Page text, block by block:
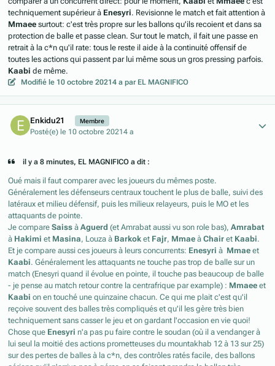
techniquement supérieur à Enesyri. Revisionne le match et fait attention à
Mmaee surtout: c'est très propre sur les ballons qu'ils recoient et dans sa
protection de balle et passe clean. Sur tout le match, il fait une passe en
retrait à la c*n qu'il rate: tous le reste il aide à la continuité offensif de
toutes les actions qui passent par lui même sous un gros pressing parfois.
Kaabi de même.
Modifié le 10 octobre 20214 a par EL MAGNIFICO
Enkidu21 Membre
Posté(e) le 10 octobre 20214 a
il y a 8 minutes, EL MAGNIFICO a dit :
Oué mais il faut comparer avec les joueurs du mêmes poste.
Généralement les défenseurs centraux touchent le plus de balle, suivi des
latéraux et milieu défensif, puis les milieux relayeurs, puis le MO et les
attaquants de pointe.
Je compare Saiss à Aguerd (et Amrabat aussi vu son role bas), Amrabat
à Hakimi et Masina, Louza à Barkok et Fajr, Mmae à Chair et Kaabi.
Et je compare aussi ces joueurs à leurs concurrents: Enesyri à Mmae et
Kaabi. Généralement les attaquants ne touche pas trop de balle sur un
match (Enesyri quand il évolue en pointe, il touche pas beaucoup de balle
- je pense au match retour contre la centrafrique par example) : Mmaee et
Kaabi on en touché une quinzaine chacun. Ce qui me plait c'est qu'il
reçoive souvent des balles très compliqués et qu'il les gère très bien
techniquement sans casser le jeu et on gardant l'occasion en vie quoi!
Chose que Enesyri n'a pas pu faire contre le soudan (où il a vendanger à
lui seul la moitié des actions prometteuses du mountakhab 12 à 13 sur 25)
sur des pertes de balles à la c*n, des contrôles ratés facile, des ballons